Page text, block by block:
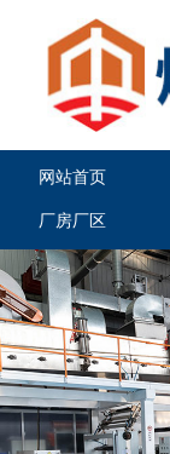
网站首页
厂房厂区